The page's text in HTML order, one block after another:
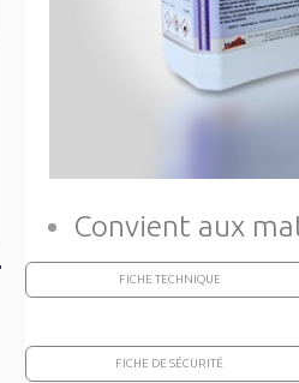
Convient aux
FICHE TECHNIQUE
FICHE DE SÉCURITÉ